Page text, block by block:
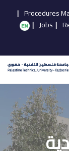
Procedures
|
|
Jobs
|